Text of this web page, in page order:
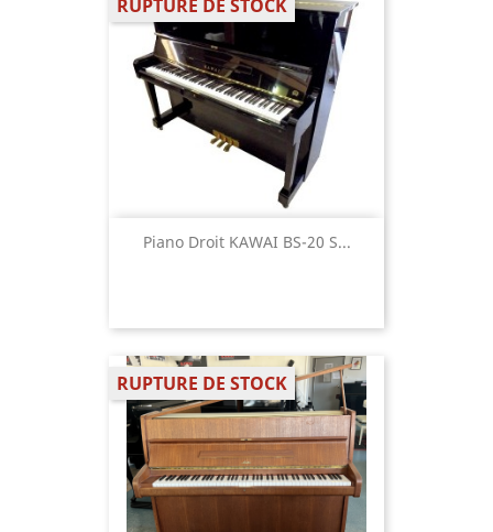
Piano Droit KAWAI BS-20 S...
RUPTURE DE STOCK
RUPTURE DE STOCK